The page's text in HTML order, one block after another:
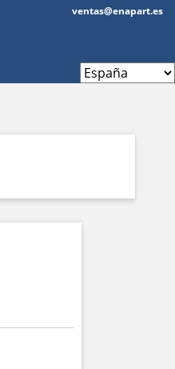
ventas@enapart.es